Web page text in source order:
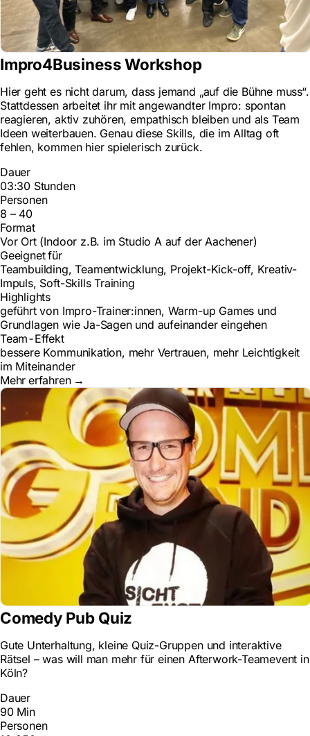
Impro4Business Workshop
Hier geht es nicht darum, dass jemand „auf die Bühne muss“.
Stattdessen arbeitet ihr mit angewandter Impro: spontan
reagieren, aktiv zuhören, empathisch bleiben und als Team
Ideen weiterbauen. Genau diese Skills, die im Alltag oft
fehlen, kommen hier spielerisch zurück.
Dauer
03:30 Stunden
Personen
8 – 40
Format
Vor Ort (Indoor z.B. im Studio A auf der Aachener)
Geeignet für
Teambuilding, Teamentwicklung, Projekt-Kick-off, Kreativ-
Impuls, Soft-Skills Training
Highlights
geführt von Impro-Trainer:innen, Warm-up Games und
Grundlagen wie Ja-Sagen und aufeinander eingehen
Team-Effekt
bessere Kommunikation, mehr Vertrauen, mehr Leichtigkeit
im Miteinander
Mehr erfahren →
Comedy Pub Quiz
Gute Unterhaltung, kleine Quiz-Gruppen und interaktive
Rätsel – was will man mehr für einen Afterwork-Teamevent in
Köln?
Dauer
90 Min
Personen